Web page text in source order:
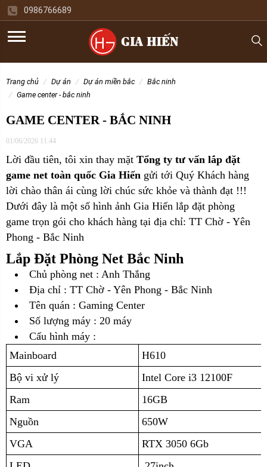
0986766689
trang chủ dự án dự án miền bắc
bắc ninh
game center - bắc ninh
GAME CENTER - BẮC NINH
01/06/2026 11:44
Lời đầu tiên, tôi xin thay mặt Tổng ty tư vấn lắp đặt
game net toàn quốc Gia Hiến gửi tới Quý Khách hàng
lời chào thân ái cùng lời chúc sức khỏe và thành đạt !!!
Dưới đây là một số hình ảnh Gia Hiến lắp đặt phòng
game trọn gói cho khách hàng tại địa chỉ: TT Chờ - Yên
Phong - Bắc Ninh
Lắp Đặt Phòng Net Bắc Ninh
Chủ phòng net : Anh Thắng
Địa chỉ : TT Chờ - Yên Phong - Bắc Ninh
Tên quán : Gaming Center
Số lượng máy : 20 máy
Cấu hình máy :
Mainboard
H610
Bộ vi xử lý
Intel Core i3 12100F
Ram
16GB
Nguồn
650W
VGA
RTX 3050 6Gb